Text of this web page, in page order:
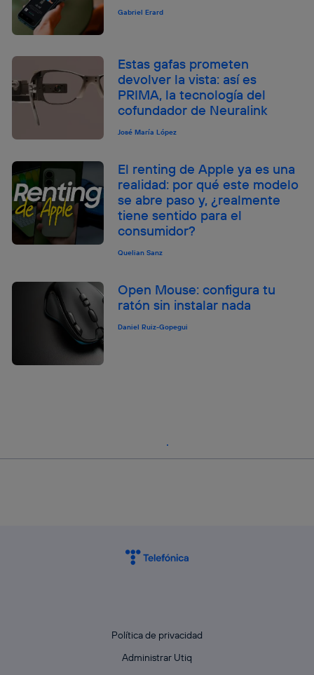
Gabriel Erard
Estas gafas prometen
devolver la vista: así es
PRIMA, la tecnología del
cofundador de Neuralink
José María López
El renting de Apple ya es una
realidad: por qué este modelo
se abre paso y, ¿realmente
tiene sentido para el
consumidor?
Quelian Sanz
Open Mouse: configura tu
ratón sin instalar nada
Daniel Ruiz-Gopegui
Política de privacidad
Administrar Utiq